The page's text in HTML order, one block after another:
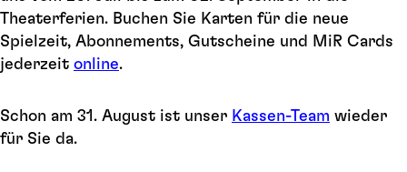
Theaterferien. Buchen Sie Karten für die neue
Spielzeit, Abonnements, Gutscheine und MiR Cards
jederzeit online.
Schon am 31. August ist unser Kassen-Team wieder
für Sie da.